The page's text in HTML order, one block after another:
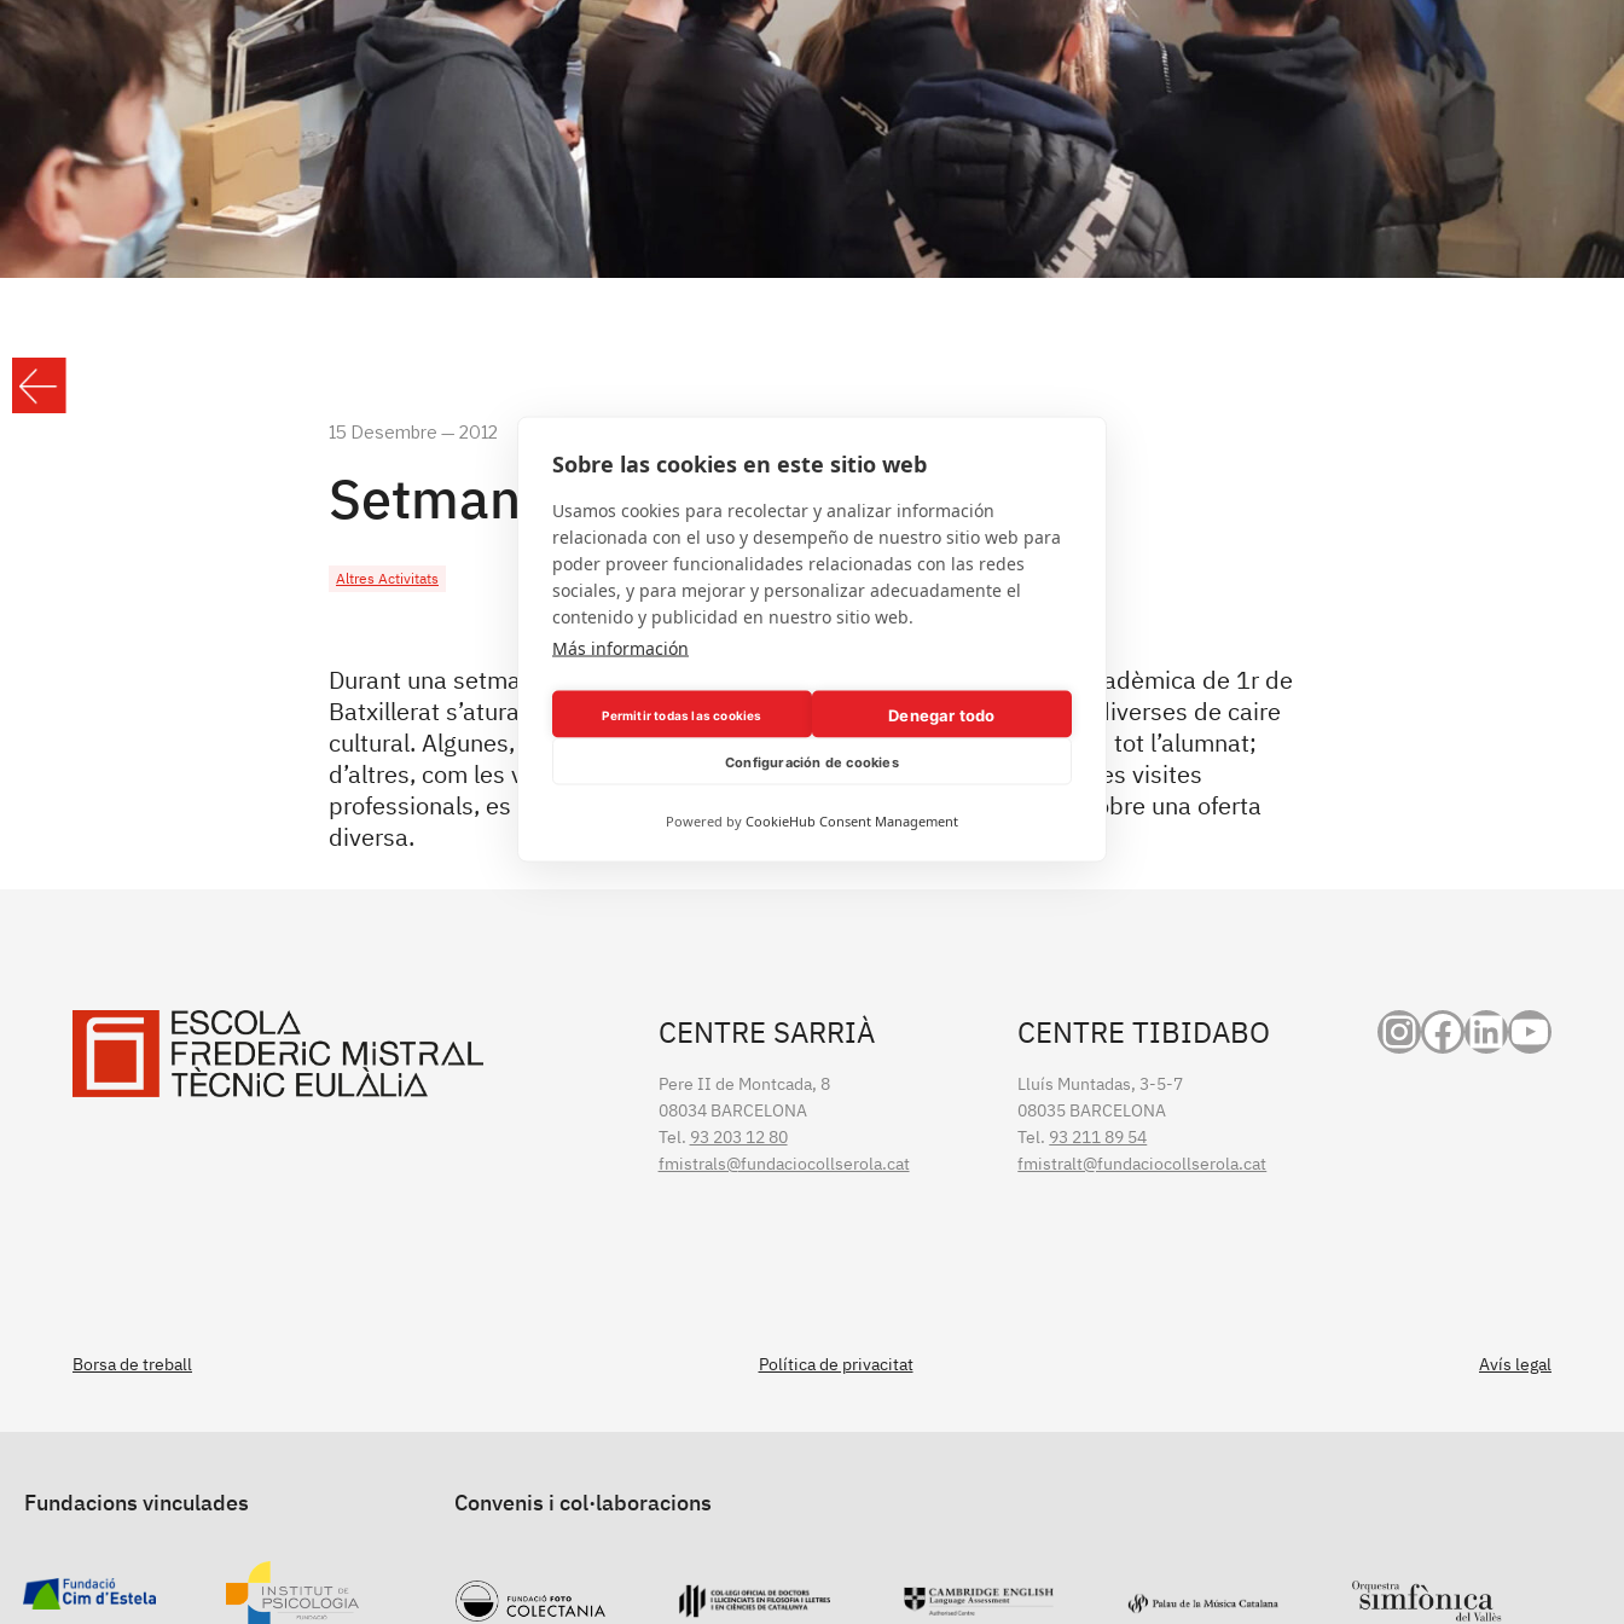
15 Desembre — 2012
Setmana Cultural
Altres Activitats
Durant una setmana, habitualment durant el mes de febrer, l’activitat acadèmica de 1r de
Batxillerat s’atura i l’alumnat realitza, dins de l’horari escolar, activitats diverses de caire
cultural. Algunes, com els concerts o conferències, es duen a terme amb tot l’alumnat;
d’altres, com les visites a exposicions, les sortides fora de Barcelona o les visites
professionals, es realitzen en grups petits, en funció de la tria que fan sobre una oferta
diversa.
CENTRE SARRIÀ
Pere II de Montcada, 8
08034 BARCELONA
Tel. 93 203 12 80
fmistrals@fundaciocollserola.cat
CENTRE TIBIDABO
Lluís Muntadas, 3-5-7
08035 BARCELONA
Tel. 93 211 89 54
fmistralt@fundaciocollserola.cat
Instagram
Facebook
Borsa de treball Política de privacitat Avís legal
Fundacions vinculades Convenis i col·laboracions
Sobre las cookies en este sitio web
Usamos cookies para recolectar y analizar información
relacionada con el uso y desempeño de nuestro sitio web para
poder proveer funcionalidades relacionadas con las redes
sociales, y para mejorar y personalizar adecuadamente el
contenido y publicidad en nuestro sitio web.
Más información
Permitir todas las cookies Denegar todo
Configuración de cookies
Powered by CookieHub Consent Management